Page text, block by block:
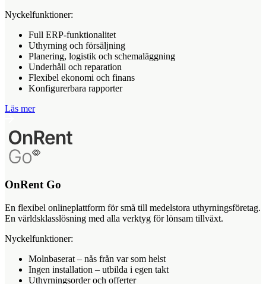
Nyckelfunktioner:
Full ERP-funktionalitet
Uthyrning och försäljning
Planering, logistik och schemaläggning
Underhåll och reparation
Flexibel ekonomi och finans
Konfigurerbara rapporter
Läs mer
OnRent Go
En flexibel onlineplattform för små till medelstora uthyrningsföretag.
En världsklasslösning med alla verktyg för lönsam tillväxt.
Nyckelfunktioner:
Molnbaserat – nås från var som helst
Ingen installation – utbilda i egen takt
Uthyrningsorder och offerter